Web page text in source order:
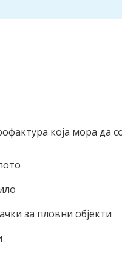
која мора да
за пловни објекти